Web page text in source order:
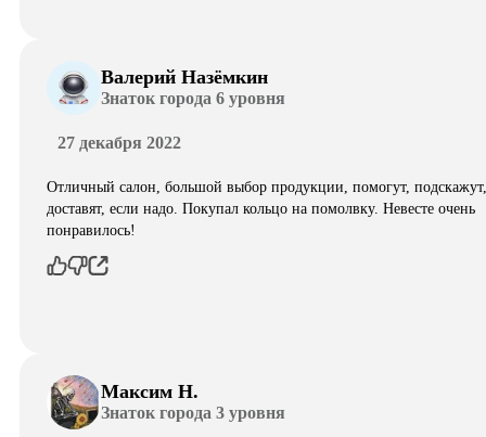
Валерий Назёмкин
Знаток города 6 уровня
27 декабря 2022
Отличный салон, большой выбор продукции, помогут, подскажут,
доставят, если надо. Покупал кольцо на помолвку. Невесте очень
понравилось!
Максим Н.
Знаток города 3 уровня